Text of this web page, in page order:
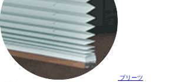
プリーツ